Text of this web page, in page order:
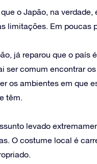
o Japão, na
limitações. Em poucas
já reparou que o país
ser comum encontrar
os ambientes em que
têm.
levado
O costume local é